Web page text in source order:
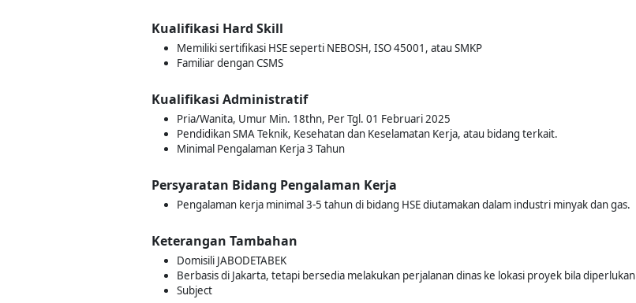
Kualifikasi Hard Skill
Memiliki sertifikasi HSE seperti NEBOSH, ISO 45001, atau SMKP
Familiar dengan CSMS
Kualifikasi Administratif
Pria/Wanita, Umur Min. 18thn, Per Tgl. 01 Februari 2025
Pendidikan SMA Teknik, Kesehatan dan Keselamatan Kerja, atau bidang terkait.
Minimal Pengalaman Kerja 3 Tahun
Persyaratan Bidang Pengalaman Kerja
Pengalaman kerja minimal 3-5 tahun di bidang HSE diutamakan dalam industri minyak dan gas.
Keterangan Tambahan
Domisili JABODETABEK
Berbasis di Jakarta, tetapi bersedia melakukan perjalanan dinas ke lokasi proyek bila diperlukan
Subject